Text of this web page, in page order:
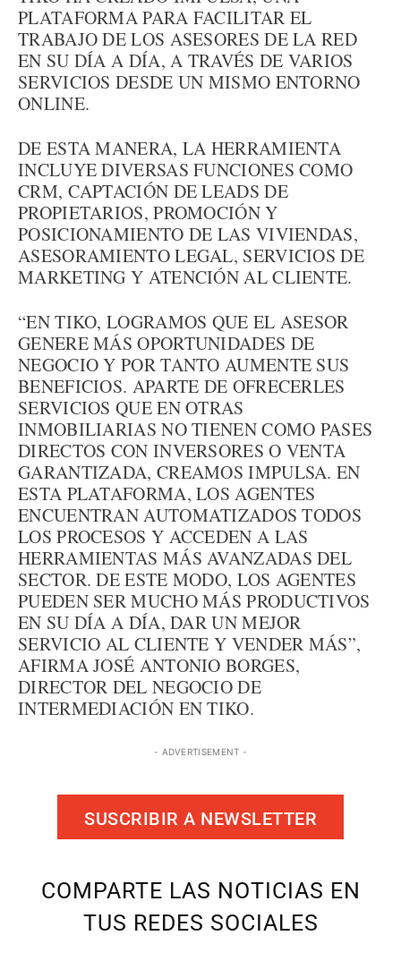
PLATAFORMA PARA FACILITAR EL
TRABAJO DE LOS ASESORES DE LA RED
EN SU DÍA A DÍA, A TRAVÉS DE VARIOS
SERVICIOS DESDE UN MISMO ENTORNO
ONLINE.
DE ESTA MANERA, LA HERRAMIENTA
INCLUYE DIVERSAS FUNCIONES COMO
CRM, CAPTACIÓN DE LEADS DE
PROPIETARIOS, PROMOCIÓN Y
POSICIONAMIENTO DE LAS VIVIENDAS,
ASESORAMIENTO LEGAL, SERVICIOS DE
MARKETING Y ATENCIÓN AL CLIENTE.
“EN TIKO, LOGRAMOS QUE EL ASESOR
GENERE MÁS OPORTUNIDADES DE
NEGOCIO Y POR TANTO AUMENTE SUS
BENEFICIOS. APARTE DE OFRECERLES
SERVICIOS QUE EN OTRAS
INMOBILIARIAS NO TIENEN COMO PASES
DIRECTOS CON INVERSORES O VENTA
GARANTIZADA, CREAMOS IMPULSA. EN
ESTA PLATAFORMA, LOS AGENTES
ENCUENTRAN AUTOMATIZADOS TODOS
LOS PROCESOS Y ACCEDEN A LAS
HERRAMIENTAS MÁS AVANZADAS DEL
SECTOR. DE ESTE MODO, LOS AGENTES
PUEDEN SER MUCHO MÁS PRODUCTIVOS
EN SU DÍA A DÍA, DAR UN MEJOR
SERVICIO AL CLIENTE Y VENDER MÁS”,
AFIRMA JOSÉ ANTONIO BORGES,
DIRECTOR DEL NEGOCIO DE
INTERMEDIACIÓN EN TIKO.
- ADVERTISEMENT -
SUSCRIBIR A NEWSLETTER
COMPARTE LAS NOTICIAS EN
TUS REDES SOCIALES